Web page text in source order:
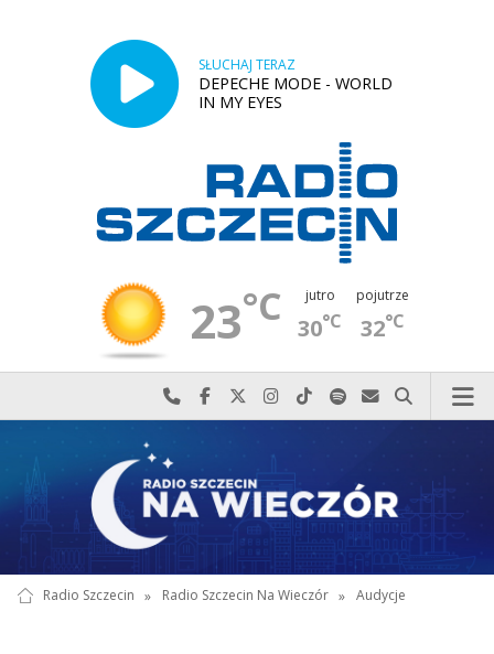
SŁUCHAJ TERAZ
DEPECHE MODE - WORLD
IN MY EYES
23°C jutro
30°C
pojutrze
32°C
Najlepiej po prostu do nas zadzwoń
Odwiedź nas na Facebook-u
Odwiedź nas na X
Odwiedź nas na Instagram-ie
Odwiedź nas na TikTok-u
Szukaj nas na Spotify
Wyślij do nas
Szukaj
Radio Szczecin » Radio Szczecin Na Wieczór » Audycje